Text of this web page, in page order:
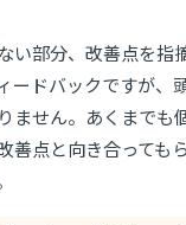
い部分、改善点を指
ードバックですが、
ません。あくまでも
善点と向き合っても